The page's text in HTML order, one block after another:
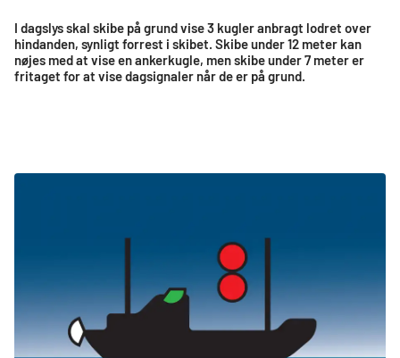
I dagslys skal skibe på grund vise 3 kugler anbragt lodret over
hindanden, synligt forrest i skibet. Skibe under 12 meter kan
nøjes med at vise en ankerkugle, men skibe under 7 meter er
fritaget for at vise dagsignaler når de er på grund.